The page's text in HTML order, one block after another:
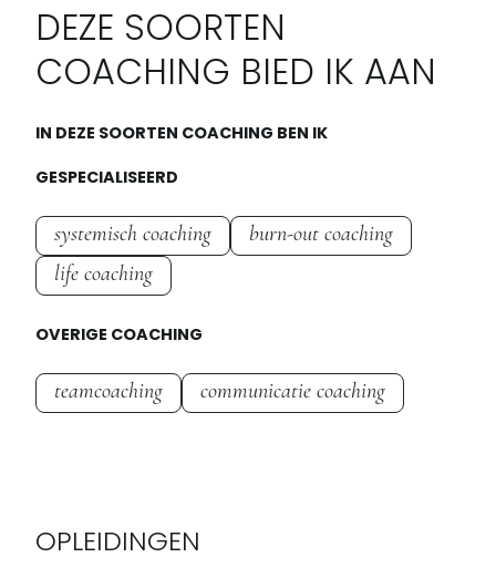
DEZE SOORTEN
COACHING BIED IK AAN
IN DEZE SOORTEN COACHING BEN IK
GESPECIALISEERD
systemisch coaching
burn-out coaching
life coaching
OVERIGE COACHING
teamcoaching communicatie coaching
OPLEIDINGEN